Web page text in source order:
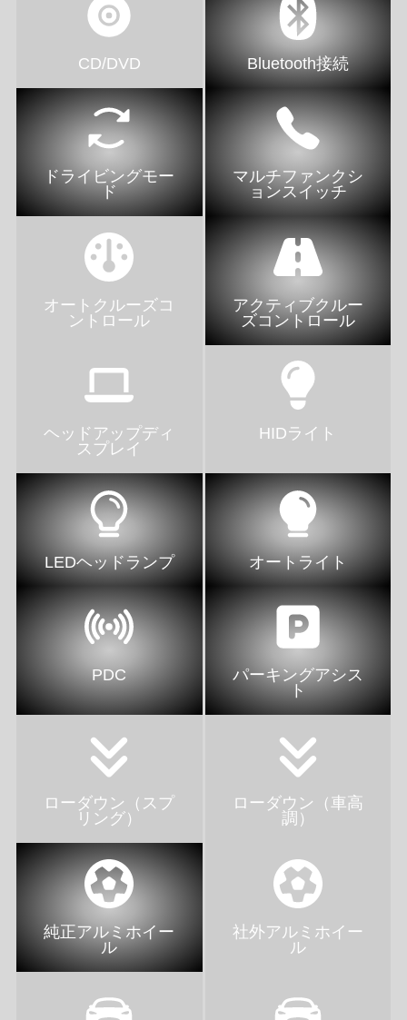
CD/DVD Bluetooth接続
ドライビングモー
ド
マルチファンクシ
ョンスイッチ
オートクルーズコ
ントロール
アクティブクルー
ズコントロール
ヘッドアップディ
スプレイ
HIDライト
LEDヘッドランプ オートライト
PDC
パーキングアシス
ト
ローダウン（スプ
リング）
ローダウン（車高
調）
純正アルミホイー
ル
社外アルミホイー
ル